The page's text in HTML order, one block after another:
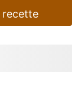
recette